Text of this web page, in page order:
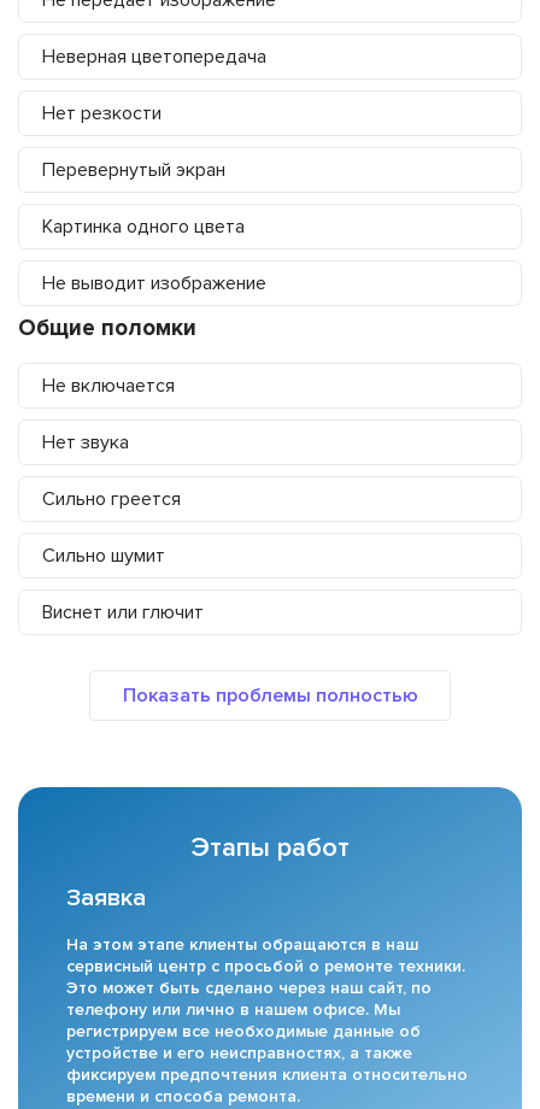
Неверная цветопередача
Нет резкости
Перевернутый экран
Картинка одного цвета
Не выводит изображение
Общие поломки
Не включается
Нет звука
Сильно греется
Сильно шумит
Виснет или глючит
Этапы работ
Заявка
На этом этапе клиенты обращаются в наш
сервисный центр с просьбой о ремонте техники.
Это может быть сделано через наш сайт, по
телефону или лично в нашем офисе. Мы
регистрируем все необходимые данные об
устройстве и его неисправностях, а также
фиксируем предпочтения клиента относительно
времени и способа ремонта.